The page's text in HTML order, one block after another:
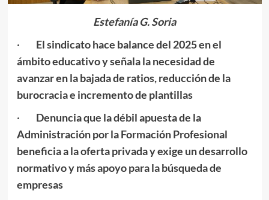
Estefanía G. Soria
· El sindicato hace balance del 2025 en el
ámbito educativo y señala la necesidad de
avanzar en la bajada de ratios, reducción de la
burocracia e incremento de plantillas
· Denuncia que la débil apuesta de la
Administración por la Formación Profesional
beneficia a la oferta privada y exige un desarrollo
normativo y más apoyo para la búsqueda de
empresas